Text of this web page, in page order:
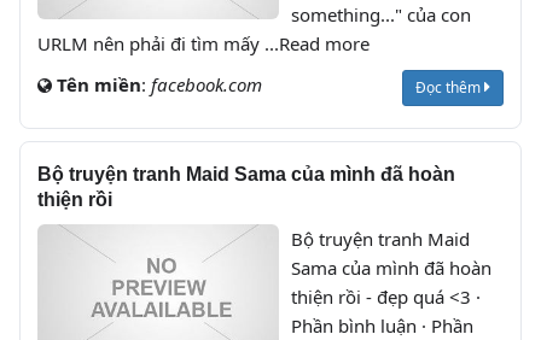
something..." của con
URLM nên phải đi tìm mấy ...Read more
Tên miền: facebook.com Đọc thêm
Bộ truyện tranh Maid Sama của mình đã hoàn
thiện rồi
Bộ truyện tranh Maid
Sama của mình đã hoàn
thiện rồi - đẹp quá <3 ·
Phần bình luận · Phần